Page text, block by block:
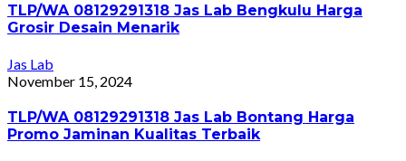
TLP/WA 08129291318 Jas Lab Bengkulu Harga
Grosir Desain Menarik
Jas Lab
November 15, 2024
TLP/WA 08129291318 Jas Lab Bontang Harga
Promo Jaminan Kualitas Terbaik